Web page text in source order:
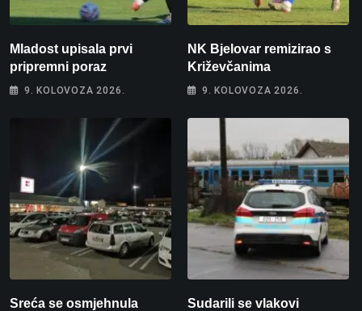
Mladost upisala prvi
pripremni poraz
9. KOLOVOZA 2026.
NK Bjelovar remizirao s
Križevčanima
9. KOLOVOZA 2026.
Sreća se osmjehnula
Sudarili se vlakovi